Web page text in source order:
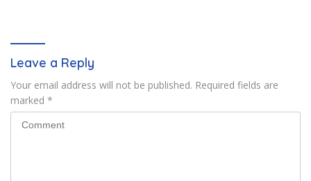
Leave a Reply
Your email address will not be published. Required fields are
marked *